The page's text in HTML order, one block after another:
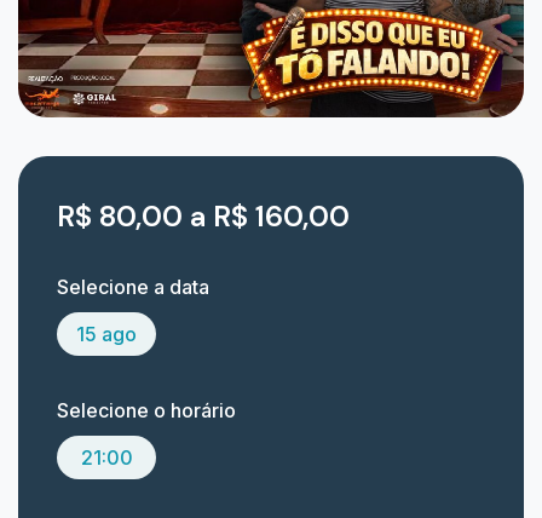
R$ 80,00 a R$ 160,00
Selecione a data
15 ago
Selecione o horário
21:00